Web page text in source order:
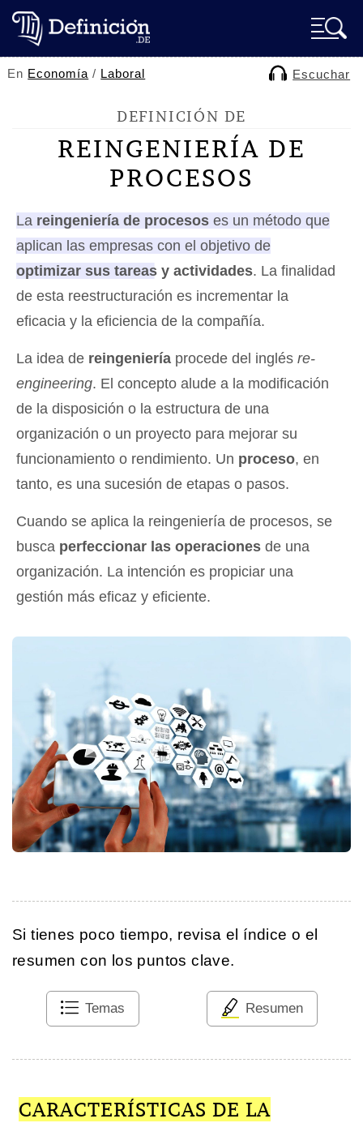
En Economía / Laboral Escuchar
DEFINICIÓN DE
REINGENIERÍA DE
PROCESOS
La reingeniería de procesos es un método que
aplican las empresas con el objetivo de
optimizar sus tareas y actividades. La finalidad
de esta reestructuración es incrementar la
eficacia y la eficiencia de la compañía.
La idea de reingeniería procede del inglés re-
engineering. El concepto alude a la modificación
de la disposición o la estructura de una
organización o un proyecto para mejorar su
funcionamiento o rendimiento. Un proceso, en
tanto, es una sucesión de etapas o pasos.
Cuando se aplica la reingeniería de procesos, se
busca perfeccionar las operaciones de una
organización. La intención es propiciar una
gestión más eficaz y eficiente.
Si tienes poco tiempo, revisa el índice o el
resumen con los puntos clave.
Temas Resumen
CARACTERÍSTICAS DE LA